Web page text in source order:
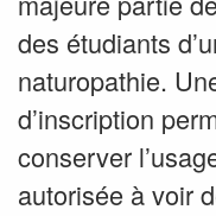
des étudiants
naturopathie.
d’inscription
conserver
autorisée à voir